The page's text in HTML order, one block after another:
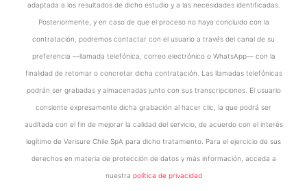
adaptada a los resultados de dicho estudio y a las necesidades identificadas.
Posteriormente, y en caso de que el proceso no haya concluido con la
contratación, podremos contactar con el usuario a través del canal de su
preferencia —llamada telefónica, correo electrónico o WhatsApp— con la
finalidad de retomar o concretar dicha contratación. Las llamadas telefónicas
podrán ser grabadas y almacenadas junto con sus transcripciones. El usuario
consiente expresamente dicha grabación al hacer clic, la que podrá ser
auditada con el fin de mejorar la calidad del servicio, de acuerdo con el interés
legítimo de Verisure Chile SpA para dicho tratamiento. Para el ejercicio de sus
derechos en materia de protección de datos y más información, acceda a
nuestra política de privacidad